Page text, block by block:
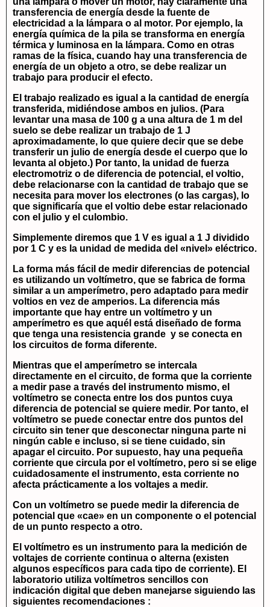
transferencia de energía desde la fuente de
electricidad a la lámpara o al motor. Por ejemplo, la
energía química de la pila se transforma en energía
térmica y luminosa en la lámpara. Como en otras
ramas de la física, cuando hay una transferencia de
energía de un objeto a otro, se debe realizar un
trabajo para producir el efecto.
El trabajo realizado es igual a la cantidad de energía
transferida, midiéndose ambos en julios. (Para
levantar una masa de 100 g a una altura de 1 m del
suelo se debe realizar un trabajo de 1 J
aproximadamente, lo que quiere decir que se debe
transferir un julio de energía desde el cuerpo que lo
levanta al objeto.) Por tanto, la unidad de fuerza
electromotriz o de diferencia de potencial, el voltio,
debe relacionarse con la cantidad de trabajo que se
necesita para mover los electrones (o las cargas), lo
que significaría que el voltio debe estar relacionado
con el julio y el culombio.
Simplemente diremos que 1 V es igual a 1 J dividido
por 1 C y es la unidad de medida del «nivel» eléctrico.
La forma más fácil de medir diferencias de potencial
es utilizando un voltímetro, que se fabrica de forma
similar a un amperímetro, pero adaptado para medir
voltios en vez de amperios. La diferencia más
importante que hay entre un voltímetro y un
amperímetro es que aquél está diseñado de forma
que tenga una resistencia grande y se conecta en
los circuitos de forma diferente.
Mientras que el amperímetro se intercala
directamente en el circuito, de forma que la corriente
a medir pase a través del instrumento mismo, el
voltímetro se conecta entre los dos puntos cuya
diferencia de potencial se quiere medir. Por tanto, el
voltímetro se puede conectar entre dos puntos del
circuito sin tener que desconectar ninguna parte ni
ningún cable e incluso, si se tiene cuidado, sin
apagar el circuito. Por supuesto, hay una pequeña
corriente que circula por el voltímetro, pero si se elige
cuidadosamente el instrumento, esta corriente no
afecta prácticamente a los voltajes a medir.
Con un voltímetro se puede medir la diferencia de
potencial que «cae» en un componente o el potencial
de un punto respecto a otro.
El voltímetro es un instrumento para la medición de
voltajes de corriente continua o alterna (existen
algunos específicos para cada tipo de corriente). El
laboratorio utiliza voltímetros sencillos con
indicación digital que deben manejarse siguiendo las
siguientes recomendaciones :